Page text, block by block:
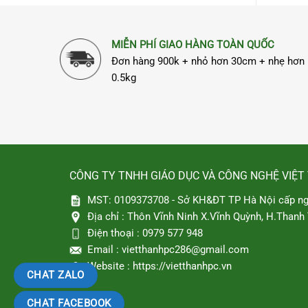
MIỄN PHÍ GIAO HÀNG TOÀN QUỐC
Đơn hàng 900k + nhỏ hơn 30cm + nhẹ hơn
0.5kg
CÔNG TY TNHH GIÁO DỤC VÀ CÔNG NGHỆ
MST: 0109373708 - Sở KH&ĐT TP Hà Nội cấp
Địa chỉ : Thôn Vĩnh Ninh X.Vĩnh Quỳnh, H.Thanh
Điện thoại : 0979 577 948
Email : vietthanhpc286@gmail.com
Website : https://vietthanhpc.vn
CHAT ZALO
CHAT FACEBOOK